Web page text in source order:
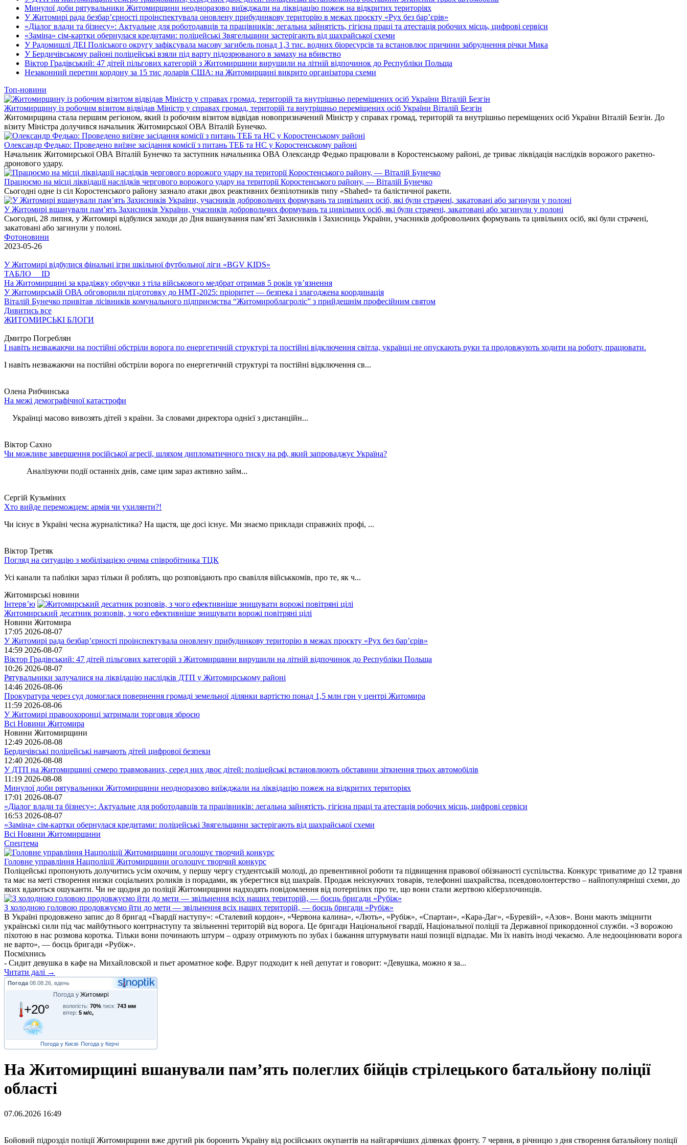
Минулої доби рятувальники Житомирщини неодноразово виїжджали на ліквідацію пожеж на відкритих територіях
У Житомирі рада безбар’єрності проінспектувала оновлену прибудинкову територію в межах проєкту «Рух без бар’єрів»
«Діалог влади та бізнесу»: Актуальне для роботодавців та працівників: легальна зайнятість, гігієна праці та атестація робочих місць, цифрові сервіси
«Заміна» сім-картки обернулася кредитами: поліцейські Звягельщини застерігають від шахрайської схеми
У Радомишлі ДЕІ Поліського округу зафіксувала масову загибель понад 1,3 тис. водних біоресурсів та встановлює причини забруднення річки Мика
У Бердичівському районі поліцейські взяли під варту підозрюваного в замаху на вбивство
Віктор Градівський: 47 дітей пільгових категорій з Житомирщини вирушили на літній відпочинок до Республіки Польща
Незаконний перетин кордону за 15 тис доларів США: на Житомирщині викрито організатора схеми
Топ-новини
Житомирщину із робочим візитом відвідав Міністр у справах громад, територій та внутрішньо переміщених осіб України Віталій Безгін
Житомирщина стала першим регіоном, який із робочим візитом відвідав новопризначений Міністр у справах громад, територій та внутрішньо переміщених осіб України Віталій Безгін. До
візиту Міністра долучився начальник Житомирської ОВА Віталій Бунечко.
Олександр Федько: Проведено виїзне засідання комісії з питань ТЕБ та НС у Коростенському районі
Начальник Житомирської ОВА Віталій Бунечко та заступник начальника ОВА Олександр Федько працювали в Коростенському районі, де триває ліквідація наслідків ворожого ракетно-
дронового удару.
Працюємо на місці ліквідації наслідків чергового ворожого удару на території Коростенського району, — Віталій Бунечко
Сьогодні одне із сіл Коростенського району зазнало атаки двох реактивних безпілотників типу «Shahed» та балістичної ракети.
У Житомирі вшанували пам’ять Захисників України, учасників добровольчих формувань та цивільних осіб, які були страчені, закатовані або загинули у полоні
Сьогодні, 28 липня, у Житомирі відбулися заходи до Дня вшанування пам’яті Захисників і Захисниць України, учасників добровольчих формувань та цивільних осіб, які були страчені,
закатовані або загинули у полоні.
Фотоновини
2023-05-26
У Житомирі відбулися фінальні ігри шкільної футбольної ліги «BGV KIDS»
ТАБЛО ID
На Житомирщині за крадіжку обручки з тіла військового медбрат отримав 5 років ув’язнення
У Житомирській ОВА обговорили підготовку до НМТ-2025: пріоритет — безпека і злагоджена координація
Віталій Бунечко привітав лісівників комунального підприємства “Житомироблагроліс” з прийдешнім професійним святом
Дивитись все
ЖИТОМИРСЬКІ БЛОГИ
Дмитро Погреблян
І навіть незважаючи на постійні обстріли ворога по енергетичній структурі та постійні відключення світла, українці не опускають руки та продовжують ходити на роботу, працювати.
І навіть незважаючи на постійні обстріли ворога по енергетичній структурі та постійні відключення св...
Олена Рибчинська
На межі демографічної катастрофи
Українці масово вивозять дітей з країни. За словами директора однієї з дистанційн...
Віктор Сахно
Чи можливе завершення російської агресії, шляхом дипломатичного тиску на рф, який запроваджує Україна?
Аналізуючи події останніх днів, саме цим зараз активно займ...
Сергій Кузьміних
Хто вийде переможцем: армія чи ухилянти?!
Чи існує в Україні чесна журналістика? На щастя, ще досі існує. Ми знаємо приклади справжніх профі, ...
Віктор Третяк
Погляд на ситуацію з мобілізацією очима співробітника ТЦК
Усі канали та пабліки зараз тільки й роблять, що розповідають про свавілля військкомів, про те, як ч...
Житомирські новини
Інтерв’ю
Житомирський десатник розповів, з чого ефективніше знищувати ворожі повітряні цілі
Новини Житомира
17:05 2026-08-07
У Житомирі рада безбар’єрності проінспектувала оновлену прибудинкову територію в межах проєкту «Рух без бар’єрів»
14:59 2026-08-07
Віктор Градівський: 47 дітей пільгових категорій з Житомирщини вирушили на літній відпочинок до Республіки Польща
10:26 2026-08-07
Рятувальники залучалися на ліквідацію наслідків ДТП у Житомирському районі
14:46 2026-08-06
Прокуратура через суд домоглася повернення громаді земельної ділянки вартістю понад 1,5 млн грн у центрі Житомира
11:59 2026-08-06
У Житомирі правоохоронці затримали торговця зброєю
Всі Новини Житомира
Новини Житомирщини
12:49 2026-08-08
Бердичівські поліцейські навчають дітей цифрової безпеки
12:40 2026-08-08
У ДТП на Житомирщині семеро травмованих, серед них двоє дітей: поліцейські встановлюють обставини зіткнення трьох автомобілів
11:19 2026-08-08
Минулої доби рятувальники Житомирщини неодноразово виїжджали на ліквідацію пожеж на відкритих територіях
17:01 2026-08-07
«Діалог влади та бізнесу»: Актуальне для роботодавців та працівників: легальна зайнятість, гігієна праці та атестація робочих місць, цифрові сервіси
16:53 2026-08-07
«Заміна» сім-картки обернулася кредитами: поліцейські Звягельщини застерігають від шахрайської схеми
Всі Новини Житомирщини
Спецтема
Головне управління Нацполіції Житомирщини оголошує творчий конкурс
Поліцейські пропонують долучитись усім охочим, у першу чергу студентській молоді, до превентивної роботи та підвищення правової обізнаності суспільства. Конкурс триватиме до 12 травня
та має на меті створення низки соціальних роликів із порадами, як уберегтися від шахраїв. Продаж неіснуючих товарів, телефонні шахрайства, псевдоволонтерство – найпопулярніші схеми, до
яких вдаються ошуканти. Чи не щодня до поліції Житомирщини надходять повідомлення від потерпілих про те, що вони стали жертвою кіберзлочинців.
З холодною головою продовжуємо йти до мети — звільнення всіх наших територій, — боєць бригади «Рубіж»
В Україні продовжено запис до 8 бригад «Гвардії наступу»: «Сталевий кордон», «Червона калина», «Лють», «Рубіж», «Спартан», «Кара-Даг», «Буревій», «Азов». Вони мають зміцнити
українські сили під час майбутнього контрнаступу та звільненні територій від ворога. Це бригади Національної гвардії, Національної поліції та Державної прикордонної служби. «З ворожою
піхотою в нас розмова коротка. Тільки вони починають штурм – одразу отримують по зубах і бажання штурмувати наші позиції відпадає. Ми їх навіть іноді чекаємо. Але недооцінювати ворога
не варто», — боєць бригади «Рубіж».
Посміхнись
- Сидит девушка в кафе на Михайловской и пьет ароматное кофе. Вдруг подходит к ней депутат и говорит: «Девушка, можно я за...
Читати далі →
Погода 08.08.26, вдень
Погода у Житомирі
+20° вологість: 70% тиск: 743 мм
вітер: 5 м/с,
Погода у Києві Погода у Керчі
На Житомирщині вшанували пам’ять полеглих бійців стрілецького батальйону поліції
області
07.06.2026 16:49
Бойовий підрозділ поліції Житомирщини вже другий рік боронить Україну від російських окупантів на найгарячіших ділянках фронту. 7 червня, в річницю з дня створення батальйону поліції